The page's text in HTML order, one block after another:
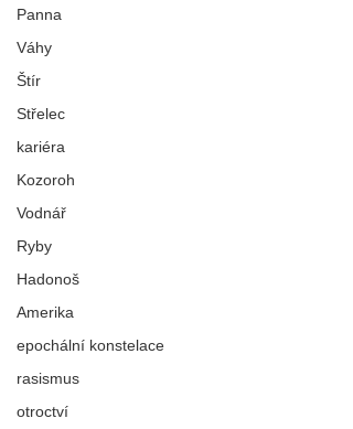
Panna
Váhy
Štír
Střelec
kariéra
Kozoroh
Vodnář
Ryby
Hadonoš
Amerika
epochální konstelace
rasismus
otroctví